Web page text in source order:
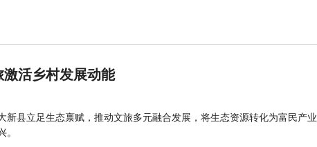
激活乡村发展动能
新县立足生态禀赋，推动文旅多元融合发展，将生态资源转化为富民产
。